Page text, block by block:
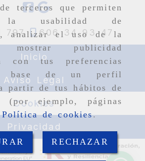
terceros que permiten
la usabilidad de
analizar el uso de la
publicidad
con tus preferencias
base de un perfil
partir de tus hábitos de
(por ejemplo, páginas
Política de cookies.
RECHAZAR
797 606 34 93 47
Inicio
Aviso Legal
Cookies
Privacidad